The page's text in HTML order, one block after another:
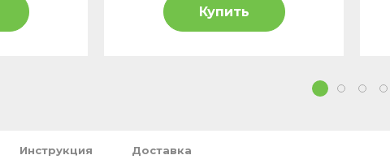
Купить
Инструкция Доставка